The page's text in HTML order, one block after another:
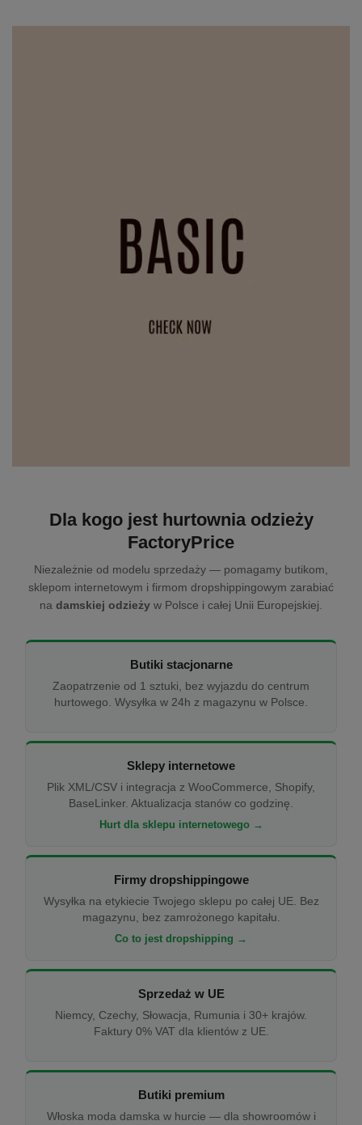
Dla kogo jest hurtownia odzieży
FactoryPrice
Niezależnie od modelu sprzedaży — pomagamy butikom,
sklepom internetowym i firmom dropshippingowym zarabiać
na damskiej odzieży w Polsce i całej Unii Europejskiej.
Butiki stacjonarne
Zaopatrzenie od 1 sztuki, bez wyjazdu do centrum
hurtowego. Wysyłka w 24h z magazynu w Polsce.
Sklepy internetowe
Plik XML/CSV i integracja z WooCommerce, Shopify,
BaseLinker. Aktualizacja stanów co godzinę.
Hurt dla sklepu internetowego →
Firmy dropshippingowe
Wysyłka na etykiecie Twojego sklepu po całej UE. Bez
magazynu, bez zamrożonego kapitału.
Co to jest dropshipping →
Sprzedaż w UE
Niemcy, Czechy, Słowacja, Rumunia i 30+ krajów.
Faktury 0% VAT dla klientów z UE.
Butiki premium
Włoska moda damska w hurcie — dla showroomów i